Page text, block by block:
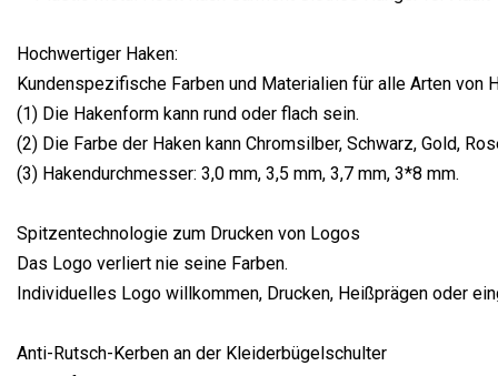
Hochwertiger Haken:
Kundenspezifische Farben und Materialien für alle Arten von
(1) Die Hakenform kann rund oder flach sein.
(2) Die Farbe der Haken kann Chromsilber, Schwarz, Gold,
(3) Hakendurchmesser: 3,0 mm, 3,5 mm, 3,7 mm, 3*8 mm.
Spitzentechnologie zum Drucken von Logos
Das Logo verliert nie seine Farben.
Individuelles Logo willkommen, Drucken, Heißprägen oder
Anti-Rutsch-Kerben an der Kleiderbügelschulter